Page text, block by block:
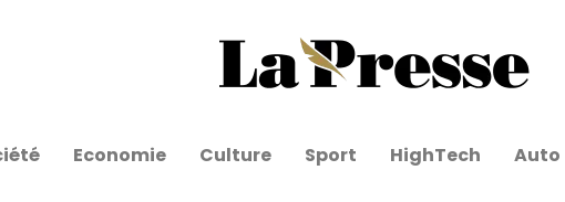
Economie Culture Sport HighTech Auto